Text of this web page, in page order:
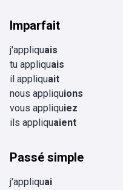
Imparfait
j'appliquais
tu appliquais
il appliquait
nous appliquions
vous appliquiez
ils appliquaient
Passé simple
j'appliquai